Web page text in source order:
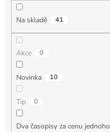
Na skladě 41
Akce 0
Novinka 10
Tip 0
Dva časopisy za cenu jednoho